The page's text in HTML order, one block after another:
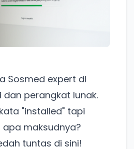
Sosmed expert di
dan perangkat lunak.
"installed" tapi
maksudnya?
tuntas di sini!